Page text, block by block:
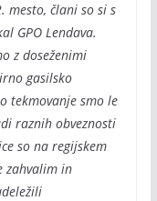
mesto, člani so si s
GPO Lendava.
z doseženimi
gasilsko
tekmovanje smo le
raznih obveznosti
so na regijskem
zahvalim in